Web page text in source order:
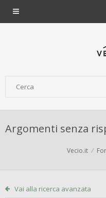
Argomenti senza
Vecio.it
Vai alla ricerca avanzata